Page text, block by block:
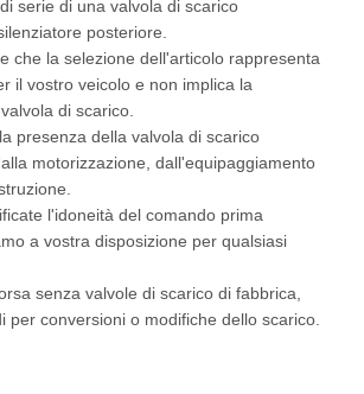
serie di una valvola di scarico
posteriore.
che la selezione dell'articolo rappresenta
il vostro veicolo e non implica la
di scarico.
presenza della valvola di scarico
motorizzazione, dall'equipaggiamento
l'idoneità del comando prima
a vostra disposizione per qualsiasi
senza valvole di scarico di fabbrica,
per conversioni o modifiche dello scarico.